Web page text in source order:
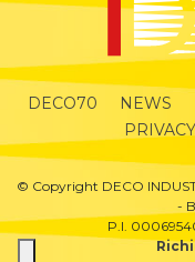
DECO70 NEWS
© Copyright DECO
-
P.I.